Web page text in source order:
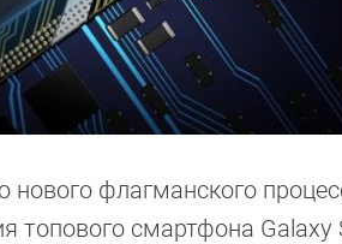
флагманского
топового смартфона